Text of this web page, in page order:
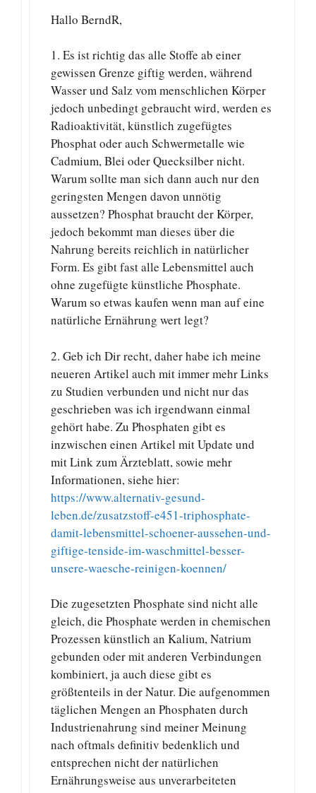
Hallo BerndR,
1. Es ist richtig das alle Stoffe ab einer
gewissen Grenze giftig werden, während
Wasser und Salz vom menschlichen Körper
jedoch unbedingt gebraucht wird, werden es
Radioaktivität, künstlich zugefügtes
Phosphat oder auch Schwermetalle wie
Cadmium, Blei oder Quecksilber nicht.
Warum sollte man sich dann auch nur den
geringsten Mengen davon unnötig
aussetzen? Phosphat braucht der Körper,
jedoch bekommt man dieses über die
Nahrung bereits reichlich in natürlicher
Form. Es gibt fast alle Lebensmittel auch
ohne zugefügte künstliche Phosphate.
Warum so etwas kaufen wenn man auf eine
natürliche Ernährung wert legt?
2. Geb ich Dir recht, daher habe ich meine
neueren Artikel auch mit immer mehr Links
zu Studien verbunden und nicht nur das
geschrieben was ich irgendwann einmal
gehört habe. Zu Phosphaten gibt es
inzwischen einen Artikel mit Update und
mit Link zum Ärzteblatt, sowie mehr
Informationen, siehe hier:
https://www.alternativ-gesund-
leben.de/zusatzstoff-e451-triphosphate-
damit-lebensmittel-schoener-aussehen-und-
giftige-tenside-im-waschmittel-besser-
unsere-waesche-reinigen-koennen/
Die zugesetzten Phosphate sind nicht alle
gleich, die Phosphate werden in chemischen
Prozessen künstlich an Kalium, Natrium
gebunden oder mit anderen Verbindungen
kombiniert, ja auch diese gibt es
größtenteils in der Natur. Die aufgenommen
täglichen Mengen an Phosphaten durch
Industrienahrung sind meiner Meinung
nach oftmals definitiv bedenklich und
entsprechen nicht der natürlichen
Ernährungsweise aus unverarbeiteten